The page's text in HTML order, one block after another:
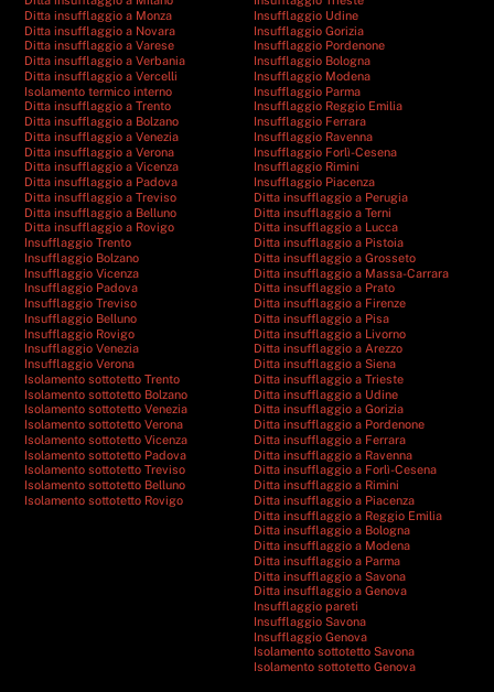
Ditta insufflaggio a Monza
Ditta insufflaggio a Novara
Ditta insufflaggio a Varese
Ditta insufflaggio a Verbania
Ditta insufflaggio a Vercelli
Isolamento termico interno
Ditta insufflaggio a Trento
Ditta insufflaggio a Bolzano
Ditta insufflaggio a Venezia
Ditta insufflaggio a Verona
Ditta insufflaggio a Vicenza
Ditta insufflaggio a Padova
Ditta insufflaggio a Treviso
Ditta insufflaggio a Belluno
Ditta insufflaggio a Rovigo
Insufflaggio Trento
Insufflaggio Bolzano
Insufflaggio Vicenza
Insufflaggio Padova
Insufflaggio Treviso
Insufflaggio Belluno
Insufflaggio Rovigo
Insufflaggio Venezia
Insufflaggio Verona
Isolamento sottotetto Trento
Isolamento sottotetto Bolzano
Isolamento sottotetto Venezia
Isolamento sottotetto Verona
Isolamento sottotetto Vicenza
Isolamento sottotetto Padova
Isolamento sottotetto Treviso
Isolamento sottotetto Belluno
Isolamento sottotetto Rovigo
Insufflaggio Udine
Insufflaggio Gorizia
Insufflaggio Pordenone
Insufflaggio Bologna
Insufflaggio Modena
Insufflaggio Parma
Insufflaggio Reggio Emilia
Insufflaggio Ferrara
Insufflaggio Ravenna
Insufflaggio Forlì-Cesena
Insufflaggio Rimini
Insufflaggio Piacenza
Ditta insufflaggio a Perugia
Ditta insufflaggio a Terni
Ditta insufflaggio a Lucca
Ditta insufflaggio a Pistoia
Ditta insufflaggio a Grosseto
Ditta insufflaggio a Massa-Carrara
Ditta insufflaggio a Prato
Ditta insufflaggio a Firenze
Ditta insufflaggio a Pisa
Ditta insufflaggio a Livorno
Ditta insufflaggio a Arezzo
Ditta insufflaggio a Siena
Ditta insufflaggio a Trieste
Ditta insufflaggio a Udine
Ditta insufflaggio a Gorizia
Ditta insufflaggio a Pordenone
Ditta insufflaggio a Ferrara
Ditta insufflaggio a Ravenna
Ditta insufflaggio a Forlì-Cesena
Ditta insufflaggio a Rimini
Ditta insufflaggio a Piacenza
Ditta insufflaggio a Reggio Emilia
Ditta insufflaggio a Bologna
Ditta insufflaggio a Modena
Ditta insufflaggio a Parma
Ditta insufflaggio a Savona
Ditta insufflaggio a Genova
Insufflaggio pareti
Insufflaggio Savona
Insufflaggio Genova
Isolamento sottotetto Savona
Isolamento sottotetto Genova